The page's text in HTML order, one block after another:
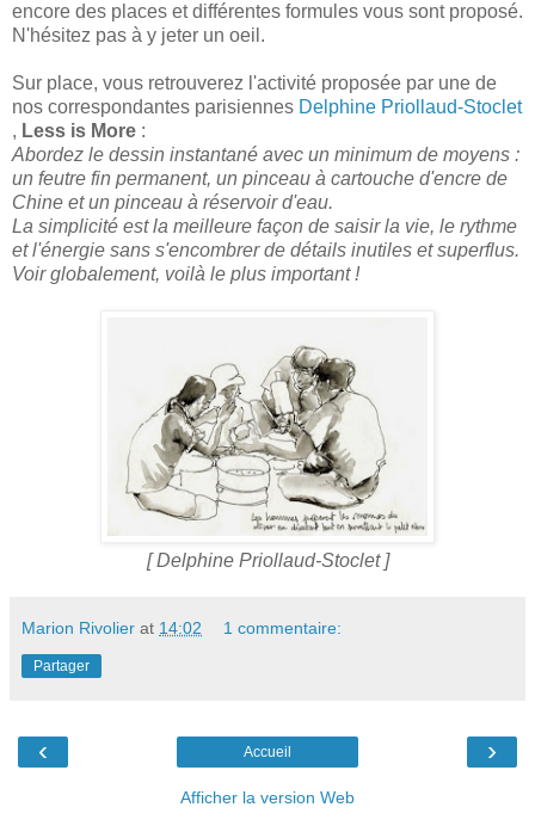
encore des places et différentes formules vous sont proposé.
N'hésitez pas à y jeter un oeil.
Sur place, vous retrouverez l'activité proposée par une de
nos correspondantes parisiennes Delphine Priollaud-Stoclet
, Less is More :
Abordez le dessin instantané avec un minimum de moyens :
un feutre fin permanent, un pinceau à cartouche d'encre de
Chine et un pinceau à réservoir d'eau.
La simplicité est la meilleure façon de saisir la vie, le rythme
et l'énergie sans s'encombrer de détails inutiles et superflus.
Voir globalement, voilà le plus important !
[ Delphine Priollaud-Stoclet ]
Marion Rivolier at 14:02 1 commentaire:
Partager
‹ ›
Accueil
Afficher la version Web